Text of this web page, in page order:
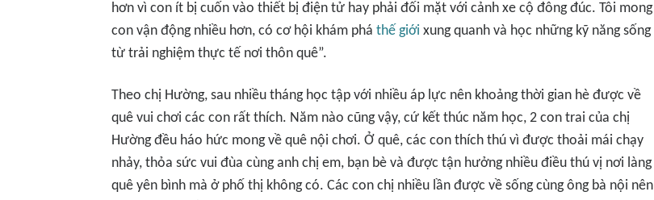
hơn vì con ít bị cuốn vào thiết bị điện tử hay phải đối mặt với cảnh xe cộ đông đúc. Tôi mong
con vận động nhiều hơn, có cơ hội khám phá thế giới xung quanh và học những kỹ năng sống
từ trải nghiệm thực tế nơi thôn quê”.
Theo chị Hường, sau nhiều tháng học tập với nhiều áp lực nên khoảng thời gian hè được về
quê vui chơi các con rất thích. Năm nào cũng vậy, cứ kết thúc năm học, 2 con trai của chị
Hường đều háo hức mong về quê nội chơi. Ở quê, các con thích thú vì được thoải mái chạy
nhảy, thỏa sức vui đùa cùng anh chị em, bạn bè và được tận hưởng nhiều điều thú vị nơi làng
quê yên bình mà ở phố thị không có. Các con chị nhiều lần được về sống cùng ông bà nội nên